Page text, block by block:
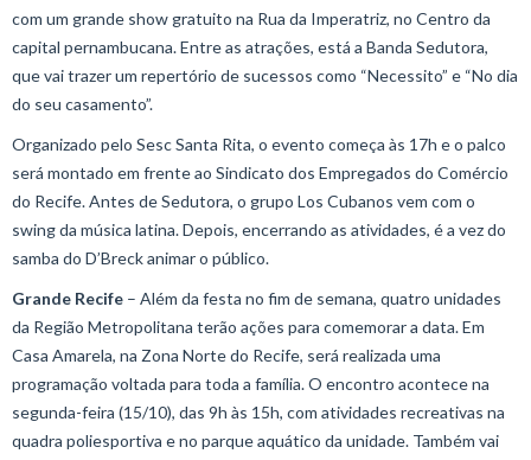
com um grande show gratuito na Rua da Imperatriz, no Centro da
capital pernambucana. Entre as atrações, está a Banda Sedutora,
que vai trazer um repertório de sucessos como “Necessito” e “No dia
do seu casamento”.
Organizado pelo Sesc Santa Rita, o evento começa às 17h e o palco
será montado em frente ao Sindicato dos Empregados do Comércio
do Recife. Antes de Sedutora, o grupo Los Cubanos vem com o
swing da música latina. Depois, encerrando as atividades, é a vez do
samba do D’Breck animar o público.
Grande Recife – Além da festa no fim de semana, quatro unidades
da Região Metropolitana terão ações para comemorar a data. Em
Casa Amarela, na Zona Norte do Recife, será realizada uma
programação voltada para toda a família. O encontro acontece na
segunda-feira (15/10), das 9h às 15h, com atividades recreativas na
quadra poliesportiva e no parque aquático da unidade. Também vai